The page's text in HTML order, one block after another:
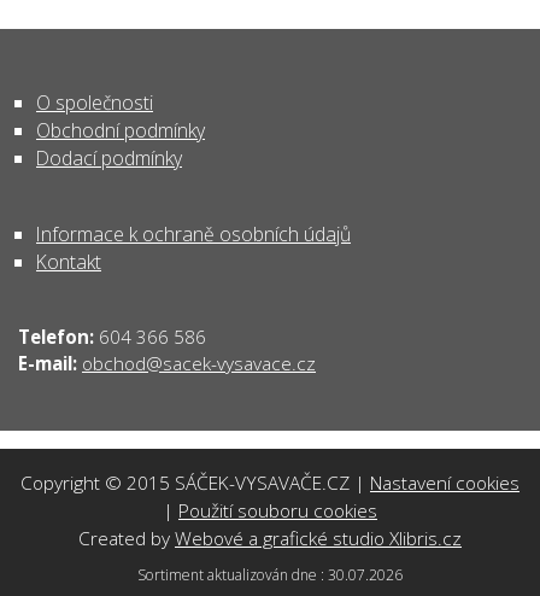
O společnosti
Obchodní podmínky
Dodací podmínky
Informace k ochraně osobních údajů
Kontakt
Telefon: 604 366 586
E-mail: obchod@sacek-vysavace.cz
Copyright © 2015 SÁČEK-VYSAVAČE.CZ | Nastavení cookies
| Použití souboru cookies
Created byWebové a grafické studio Xlibris.cz
Sortiment aktualizován dne : 30.07.2026